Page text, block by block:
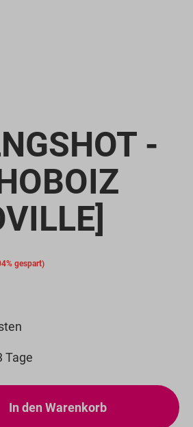
-
gespart)
Tage
gewünschten Wert
In den Warenkorb